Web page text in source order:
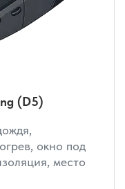
(D5)
окно под
место